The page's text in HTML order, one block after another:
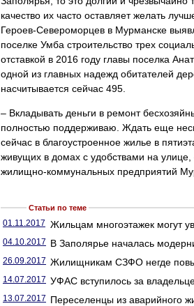
качество их часто оставляет желать
Героев-Североморцев в Мурманске
поселке Умба строительство трех
отставкой в 2016 году главы поселка
одной из главных надежд обитателей
насчитывается сейчас 495.
– Вкладывать деньги в ремонт
полностью поддерживаю. Ждать еще
сейчас в благоустроенное жилье в
живущих в домах с удобствами на
жилищно-коммунальных предприятий
Статьи по теме
01.11.2017 Жильцам многоэтажек могут
04.10.2017 В Заполярье началась
26.09.2017 Жилищникам СЗФО негде
14.07.2017 УФАС вступилось за
13.07.2017 Переселенцы из аварийного